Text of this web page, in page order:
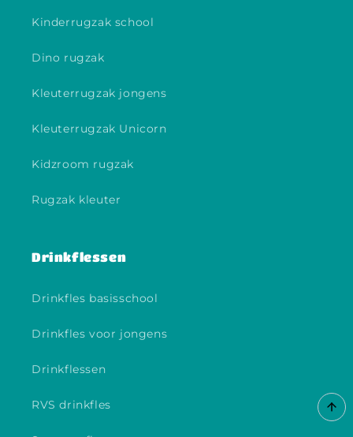
Kinderrugzak school
Dino rugzak
Kleuterrugzak jongens
Kleuterrugzak Unicorn
Kidzroom rugzak
Rugzak kleuter
Drinkflessen
Drinkfles basisschool
Drinkfles voor jongens
Drinkflessen
RVS drinkfles